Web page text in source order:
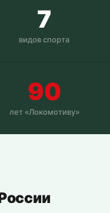
7
видов спорта
90
лет «Локомотиву»